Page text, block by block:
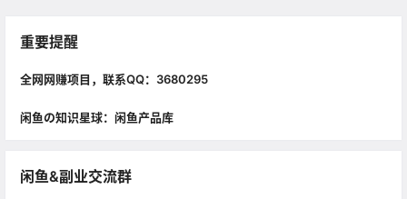
重要提醒
全网网赚项目，联系QQ：3680295
闲鱼の知识星球：闲鱼产品库
闲鱼&副业交流群